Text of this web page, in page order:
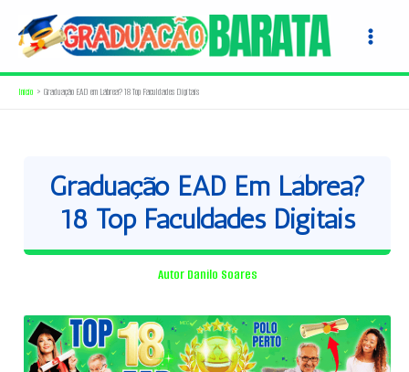
para
conteúdo
Início Graduação EAD em Lábrea? 18 Top Faculdades Digitais
Graduação EAD Em Lábrea?
18 Top Faculdades Digitais
Autor Danilo Soares